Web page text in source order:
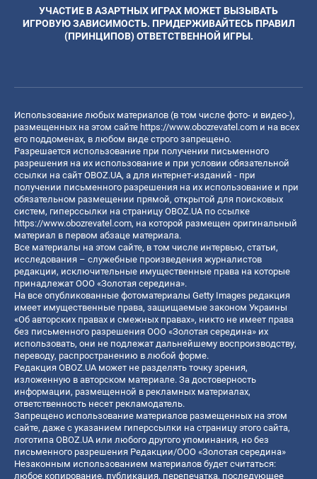
УЧАСТИЕ В АЗАРТНЫХ ИГРАХ МОЖЕТ ВЫЗЫВАТЬ
ИГРОВУЮ ЗАВИСИМОСТЬ. ПРИДЕРЖИВАЙТЕСЬ ПРАВИЛ
(ПРИНЦИПОВ) ОТВЕТСТВЕННОЙ ИГРЫ.
Использование любых материалов (в том числе фото- и видео-),
размещенных на этом сайте https://www.obozrevatel.com и на всех
его поддоменах, в любом виде строго запрещено.
Разрешается использование при получении письменного
разрешения на их использование и при условии обязательной
ссылки на сайт OBOZ.UA, а для интернет-изданий - при
получении письменного разрешения на их использование и при
обязательном размещении прямой, открытой для поисковых
систем, гиперссылки на страницу OBOZ.UA по ссылке
https://www.obozrevatel.com, на которой размещен оригинальный
материал в первом абзаце материала.
Все материалы на этом сайте, в том числе интервью, статьи,
исследования – служебные произведения журналистов
редакции, исключительные имущественные права на которые
принадлежат ООО «Золотая середина».
На все опубликованные фотоматериалы Getty Images редакция
имеет имущественные права, защищаемые законом Украины
«Об авторских правах и смежных правах», никто не имеет права
без письменного разрешения ООО «Золотая середина» их
использовать, они не подлежат дальнейшему воспроизводству,
переводу, распространению в любой форме.
Редакция OBOZ.UA может не разделять точку зрения,
изложенную в авторском материале. За достоверность
информации, размещенной в рекламных материалах,
ответственность несет рекламодатель.
Запрещено использование материалов размещенных на этом
сайте, даже с указанием гиперссылки на страницу этого сайта,
логотипа OBOZ.UA или любого другого упоминания, но без
письменного разрешения Редакции/ООО «Золотая середина»
Незаконным использованием материалов будет считаться:
любое копирование, публикация, перепечатка, последующее